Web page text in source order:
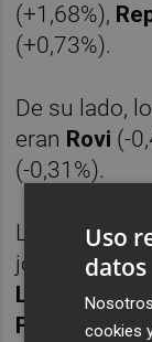
(+1,68%),
(+0,73%).
De su lado,
eran Rovi (-
(-0,31%).
Las
jornada con
Londres
Francfort,
Uso
datos
cookies